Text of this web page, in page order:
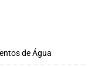
de Água